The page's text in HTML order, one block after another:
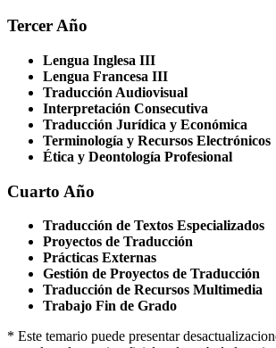
Tercer Año
Lengua Inglesa III
Lengua Francesa III
Traducción Audiovisual
Interpretación Consecutiva
Traducción Jurídica y Económica
Terminología y Recursos Electrónicos
Ética y Deontología Profesional
Cuarto Año
Traducción de Textos Especializados
Proyectos de Traducción
Prácticas Externas
Gestión de Proyectos de Traducción
Traducción de Recursos Multimedia
Trabajo Fin de Grado
* Este temario puede presentar